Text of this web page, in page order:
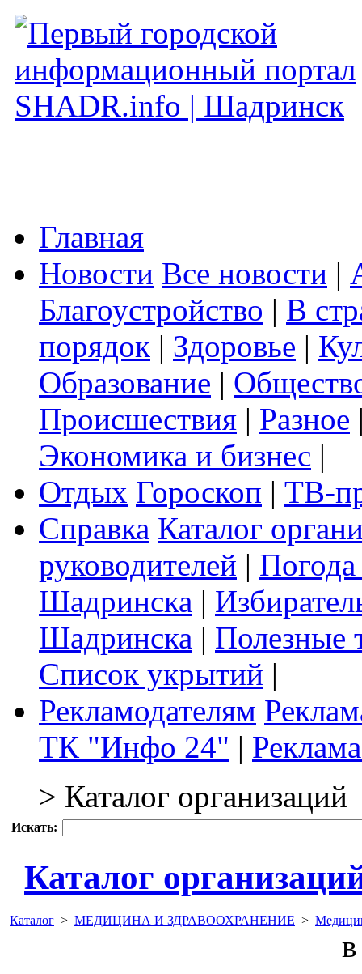
Главная
Новости Все новости |
Благоустройство | В
порядок | Здоровье |
Образование |
Происшествия | Разное
Экономика и бизнес |
Отдых Гороскоп | ТВ-
Справка Каталог
руководителей |
Шадринска |
Шадринска | Полезные
Список укрытий |
Рекламодателям
ТК "Инфо 24" |
> Каталог организаций
Искать:
Каталог
Каталог > МЕДИЦИНА И ЗДРАВООХРАНЕНИЕ >